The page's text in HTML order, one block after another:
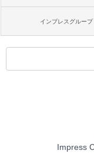
インプレスグループ
Impress